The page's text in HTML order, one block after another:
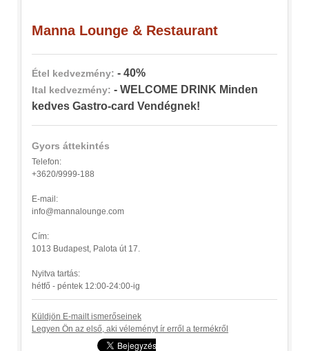
Manna Lounge & Restaurant
Étel kedvezmény: - 40%
Ital kedvezmény: - WELCOME DRINK Minden
kedves Gastro-card Vendégnek!
Gyors áttekintés
Telefon:
+3620/9999-188
E-mail:
info@mannalounge.com
Cím:
1013 Budapest, Palota út 17.
Nyitva tartás:
hétfő - péntek 12:00-24:00-ig
Küldjön E-mailt ismerőseinek
Legyen Ön az első, aki véleményt ír erről a termékről